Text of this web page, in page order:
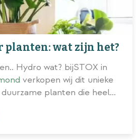
wat zijn het?
Hydro wat? bijSTOX in
verkopen wij dit unieke
planten die heel
zijn. De planten
groeien op vulkaankorrels